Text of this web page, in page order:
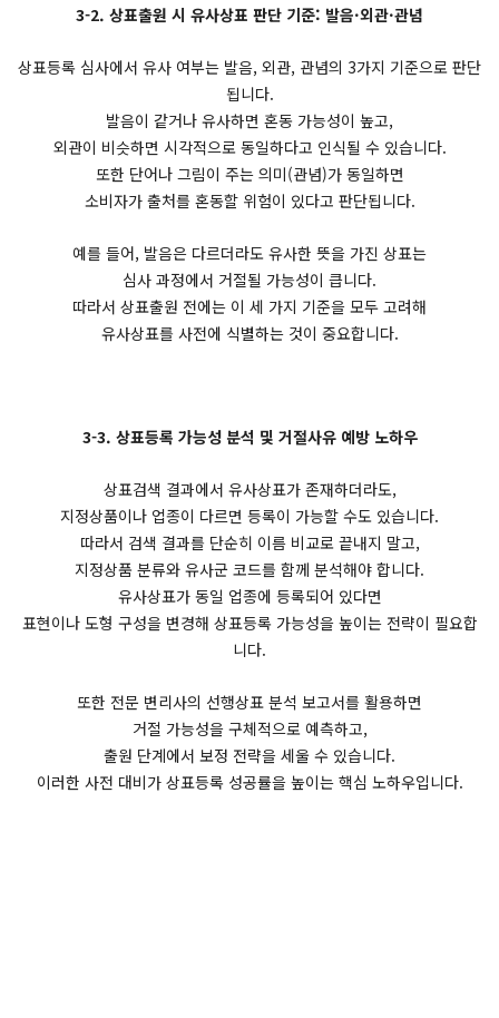
3-2. 상표출원 시 유사상표 판단 기준: 발음·외관·관념
상표등록 심사에서 유사 여부는 발음, 외관, 관념의 3가지 기준으로 판단
됩니다.
발음이 같거나 유사하면 혼동 가능성이 높고,
외관이 비슷하면 시각적으로 동일하다고 인식될 수 있습니다.
또한 단어나 그림이 주는 의미(관념)가 동일하면
소비자가 출처를 혼동할 위험이 있다고 판단됩니다.
예를 들어, 발음은 다르더라도 유사한 뜻을 가진 상표는
심사 과정에서 거절될 가능성이 큽니다.
따라서 상표출원 전에는 이 세 가지 기준을 모두 고려해
유사상표를 사전에 식별하는 것이 중요합니다.
3-3. 상표등록 가능성 분석 및 거절사유 예방 노하우
상표검색 결과에서 유사상표가 존재하더라도,
지정상품이나 업종이 다르면 등록이 가능할 수도 있습니다.
따라서 검색 결과를 단순히 이름 비교로 끝내지 말고,
지정상품 분류와 유사군 코드를 함께 분석해야 합니다.
유사상표가 동일 업종에 등록되어 있다면
표현이나 도형 구성을 변경해 상표등록 가능성을 높이는 전략이 필요합
니다.
또한 전문 변리사의 선행상표 분석 보고서를 활용하면
거절 가능성을 구체적으로 예측하고,
출원 단계에서 보정 전략을 세울 수 있습니다.
이러한 사전 대비가 상표등록 성공률을 높이는 핵심 노하우입니다.